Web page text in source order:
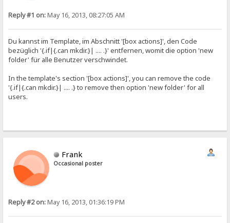
Reply #1 on:May 16, 2013, 08:27:05 AM
Du kannst im Template, im Abschnitt '[box actions]', den Code
bezüglich '{.if|{.can mkdir.}| .... .}' entfernen, womit die option 'new
folder' für alle Benutzer verschwindet.
In the template's section '[box actions]', you can remove the code
'{.if|{.can mkdir.}| .... .} to remove then option 'new folder' for all
users.
Frank
Occasional poster
Reply #2 on:May 16, 2013, 01:36:19 PM